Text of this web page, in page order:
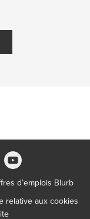
d’emplois Blurb
relative aux cookies